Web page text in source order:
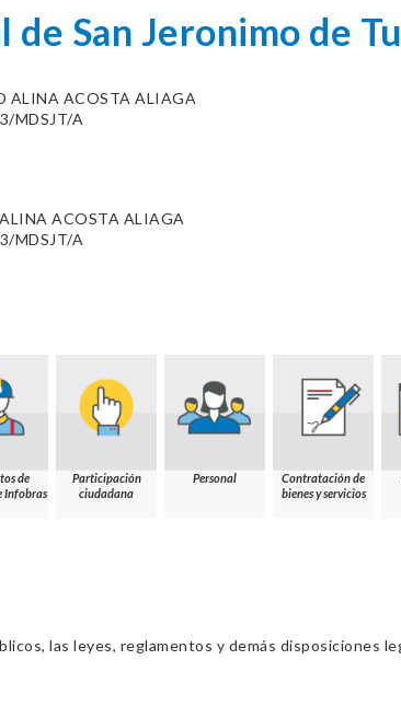
San Jeronimo de
ALINA ACOSTA ALIAGA
MDSJT/A
ACOSTA ALIAGA
MDSJT/A
de
Infobras
Participación
ciudadana
Personal
Contratación de
bienes y servicios
las leyes, reglamentos y demás disposiciones